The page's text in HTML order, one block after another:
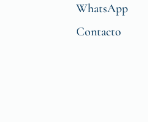
WhatsApp
Contacto